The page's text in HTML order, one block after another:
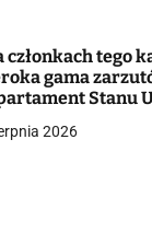
członkach tego
gama
Stanu
za pomoc
2026